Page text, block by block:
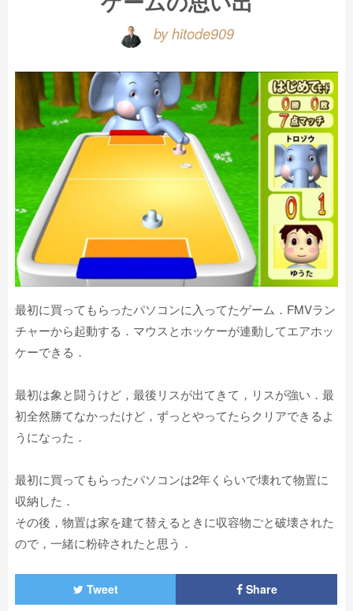
by hitode909
最初に買ってもらったパソコンに入ってたゲーム．FMVラン
チャーから起動する．マウスとホッケーが連動してエアホッ
ケーできる．
最初は象と闘うけど，最後リスが出てきて，リスが強い．最
初全然勝てなかったけど，ずっとやってたらクリアできるよ
うになった．
最初に買ってもらったパソコンは2年くらいで壊れて物置に
収納した．
その後，物置は家を建て替えるときに収容物ごと破壊された
ので，一緒に粉砕されたと思う．
Tweet Share